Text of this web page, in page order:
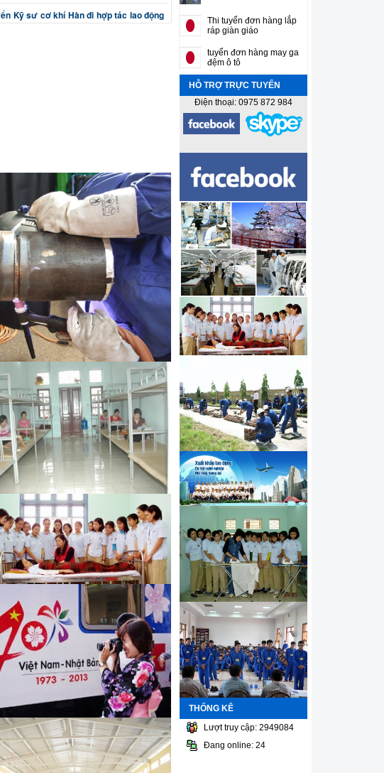
Kỹ sư cơ khí Hàn đi hợp tác lao động
đi Nhật Bản
Kỹ thuật viên thiết kế máy và khuôn
đi Nhật Bản
Kỹ sư cơ khí Sơn gò hàn tân trang ô
Nhật Bản
Kỹ sư cơ khí điều khiển máy Hàn tự
đi Nhật Bản
viên cơ khí công nghệ sửa chữa ô
Nhật Bản
Thợ phun sơn đi làm kỹ thuật viên tại
Quốc
Chuyên gia nghề Mạ đi Hàn Quốc
E7 Gold Card
Kỹ sư cơ khí công nghệ Hàn đi làm
tại nước ngoài
Thi tuyển đơn hàng lắp
ráp giàn giáo
tuyển đơn hàng may ga
đệm ô tô
HỖ TRỢ TRỰC TUYẾN
Điện thoại: 0975 872 984
THỐNG KÊ
Lượt truy cập: 2949084
Đang online: 24